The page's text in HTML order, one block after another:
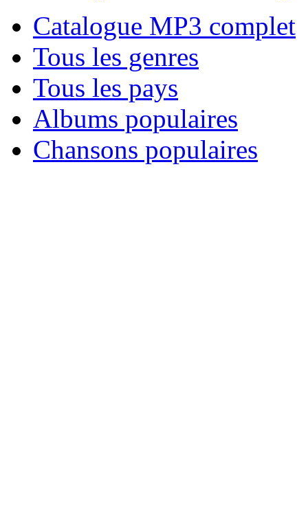
Catalogue MP3 complet
Tous les genres
Tous les pays
Albums populaires
Chansons populaires